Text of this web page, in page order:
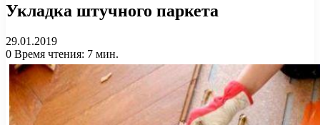
Укладка штучного паркета
29.01.2019
0 Время чтения: 7 мин.